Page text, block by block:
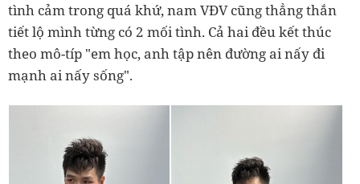
tình cảm trong quá khứ, nam VĐV cũng thẳng thắn
tiết lộ mình từng có 2 mối tình. Cả hai đều kết thúc
theo mô-típ "em học, anh tập nên đường ai nấy đi
mạnh ai nấy sống".